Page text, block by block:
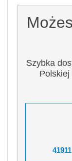
Szybka
Polskiej